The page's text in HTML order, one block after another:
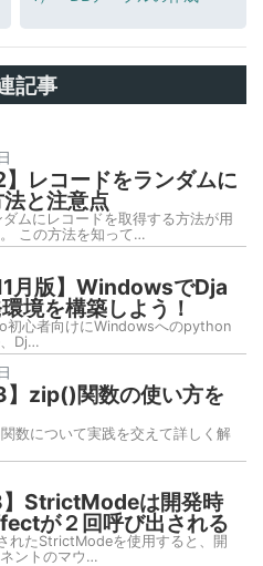
記事
】レコードをランダムに
と注意点
ムにレコードを取得する方法が用
この方法を知って…
月版】WindowsでDja
境を構築しよう！
初心者向けにWindowsへのpython
Dj…
】zip()関数の使い方を
数について実践を交えて詳しく解
】StrictModeは開発時
が２回呼び出される
れたStrictModeを使用すると、開
ントのマウ…